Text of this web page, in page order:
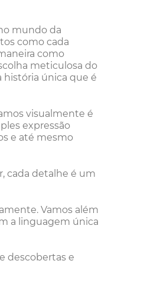
mundo da
como cada
como
meticulosa do
história única que é
visualmente é
expressão
e até mesmo
cada detalhe é um
Vamos além
a linguagem única
descobertas e